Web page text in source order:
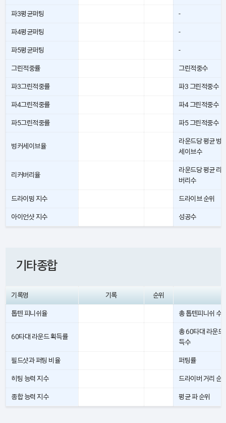
파3평균퍼팅 -
파4평균퍼팅 -
파5평균퍼팅 -
그린적중률 그린적중수
파3그린적중률 파3 그린적중수
파4그린적중률 파4 그린적중수
파5그린적중률 파5 그린적중수
벙커세이브율
라운드당 평균 벙
세이브수
리커버리율
라운드당 평균 리
버리수
드라이빙 지수 드라이브 순위
아이언샷 지수 성공수
기타종합
기록명 기록 순위
톱텐 피니쉬율 총 톱텐피니쉬 수
60타대 라운드 획득률
총 60타대 라운드
득수
필드샷과 퍼팅 비율 퍼팅률
히팅 능력 지수 드라이버 거리 순
종합 능력 지수 평균 파 순위